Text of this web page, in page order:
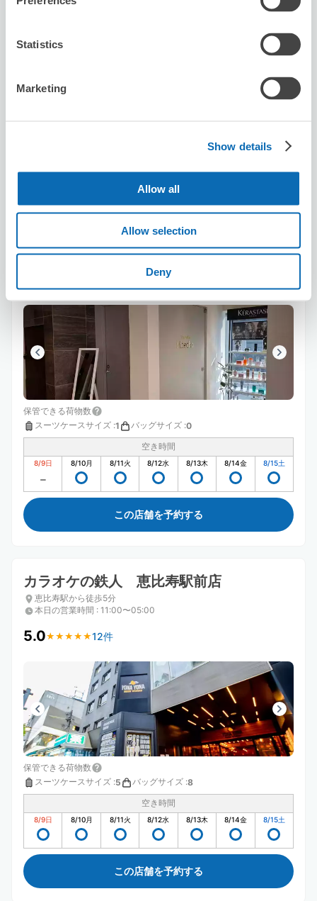
Statistics
Marketing
Show details
Allow all
Allow selection
Deny
保管できる荷物数
この店舗を予約する
HairSalon M.techo 恵比寿
保管できる荷物数
スーツケースサイズ :1 バッグサイズ :0
空き時間
8/9日 8/10月 8/11火 8/12水 8/13木 8/14金 8/15土
この店舗を予約する
カラオケの鉄人 恵比寿駅前店
恵比寿駅から徒歩5分
本日の営業時間 : 11:00〜05:00
5.0★ ★ ★ ★ ★
★ ★ ★ ★ ★12件
保管できる荷物数
スーツケースサイズ :5 バッグサイズ :8
空き時間
8/9日 8/10月 8/11火 8/12水 8/13木 8/14金 8/15土
この店舗を予約する